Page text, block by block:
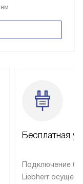
Бесплатная
Подключение
Liebherr